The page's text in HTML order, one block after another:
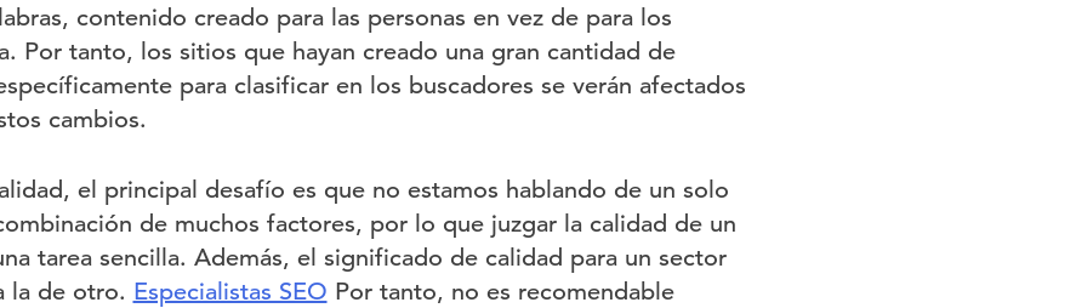
contenido creado para las personas en vez de para los
Por tanto, los sitios que hayan creado una gran cantidad de
para clasificar en los buscadores se verán afectados
cambios.
el principal desafío es que no estamos hablando de un solo
de muchos factores, por lo que juzgar la calidad de un
tarea sencilla. Además, el significado de calidad para un sector
la de otro. Especialistas SEO Por tanto, no es recomendable